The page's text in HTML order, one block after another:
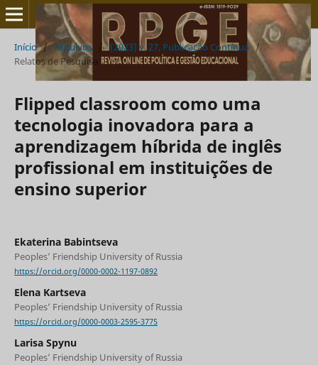
Início / Arquivos / (2023) v. 27, Publicação Contínua /
Relatos de Pesquisa
Flipped classroom como uma
tecnologia inovadora para a
aprendizagem híbrida de inglês
profissional em instituições de
ensino superior
Ekaterina Babintseva
Peoples’ Friendship University of Russia
https://orcid.org/0000-0002-1197-0892
Elena Kartseva
Peoples’ Friendship University of Russia
https://orcid.org/0000-0003-2595-3775
Larisa Spynu
Peoples’ Friendship University of Russia